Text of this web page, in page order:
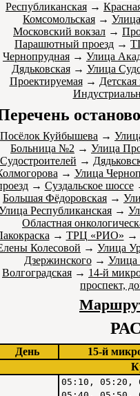
Республиканская →
Комсомольская →
Московский вокзал →
Парашютный проезд →
Чернопрудная → Улица
Дядьковская→ Улица
Проектируемая→
Посёлок Куйбышева →
Больница №2 → Улица
Судостроителей →
→ Улица
→ Суздальское шоссе
Большая Фёдоровская →
Республиканская →
Областная
→ ТРЦ «РИО» →
Колесовой → Улица
Дзержинского→
Волгоградская → 14-й
проспект,
День
15-й
05:10, 05:20,